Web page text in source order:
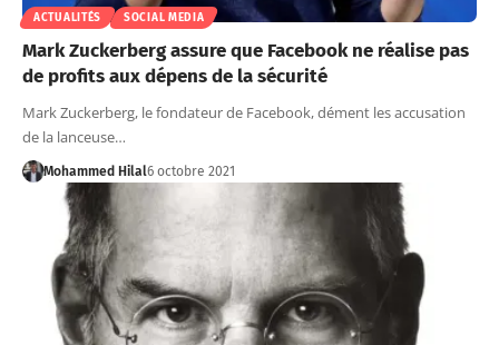
ACTUALITÉS SOCIAL MEDIA
Mark Zuckerberg assure que Facebook ne réalise pas
de profits aux dépens de la sécurité
Mark Zuckerberg, le fondateur de Facebook, dément les accusation
de la lanceuse…
Mohammed Hilal6 octobre 2021